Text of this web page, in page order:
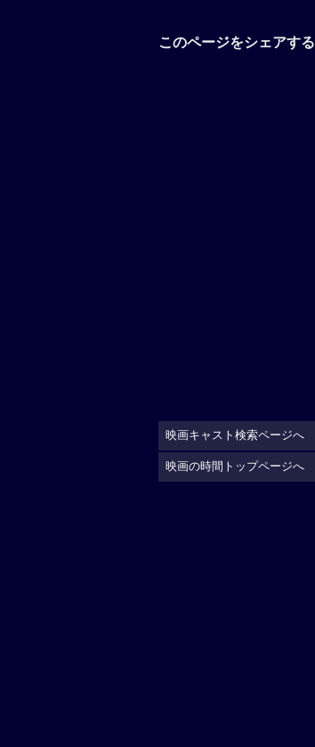
このページをシェアする
映画キャスト検索ページへ
映画の時間トップページへ